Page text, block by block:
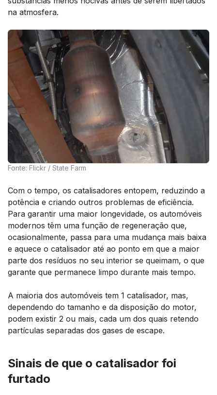
na atmosfera.
Fonte: Flickr / State Farm
Com o tempo, os catalisadores entopem, reduzindo a
potência e criando outros problemas de eficiência.
Para garantir uma maior longevidade, os automóveis
modernos têm uma função de regeneração que,
ocasionalmente, passa para uma mudança mais baixa
e aquece o catalisador até ao ponto em que a maior
parte dos resíduos no seu interior se queimam, o que
garante que permanece limpo durante mais tempo.
A maioria dos automóveis tem 1 catalisador, mas,
dependendo do tamanho e da disposição do motor,
podem existir 2 ou mais, cada um dos quais retendo
partículas separadas dos gases de escape.
Sinais de que o catalisador foi
furtado